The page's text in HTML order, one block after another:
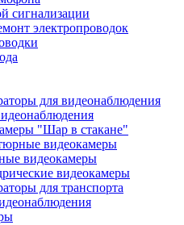
сигнализации
электропроводок
для видеонаблюдения
"Шар в стакане"
видеокамеры
видеокамеры
видеокамеры
для транспорта